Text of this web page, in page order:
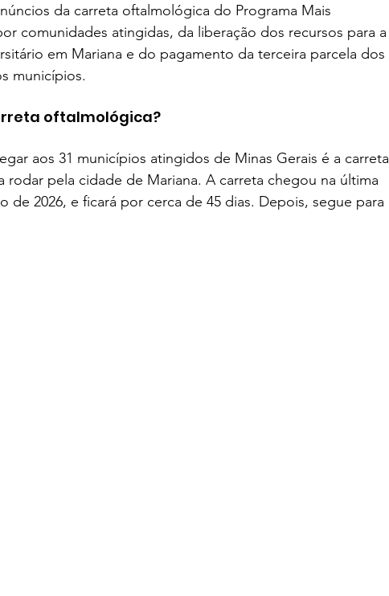
da carreta oftalmológica do Programa Mais
comunidades atingidas, da liberação dos recursos para a
em Mariana e do pagamento da terceira parcela dos
municípios.
oftalmológica?
aos 31 municípios atingidos de Minas Gerais é a carreta
rodar pela cidade de Mariana. A carreta chegou na última
de 2026, e ficará por cerca de 45 dias. Depois, segue para